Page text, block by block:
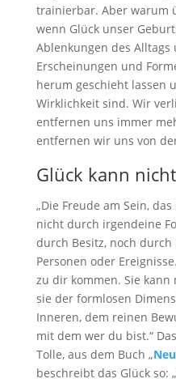
trainierbar. Aber warum
wenn Glück unser
Ablenkungen des Alltags
Erscheinungen und
herum geschieht lassen
Wirklichkeit sind. Wir
entfernen uns immer
entfernen wir uns von
Glück kann
„Die Freude am Sein,
nicht durch irgendeine
durch Besitz, noch
Personen oder
zu dir kommen. Sie
sie der formlosen
Inneren, dem reinen
mit dem wer du bist.“
Tolle, aus dem Buch „
beschreibt das Glück so: